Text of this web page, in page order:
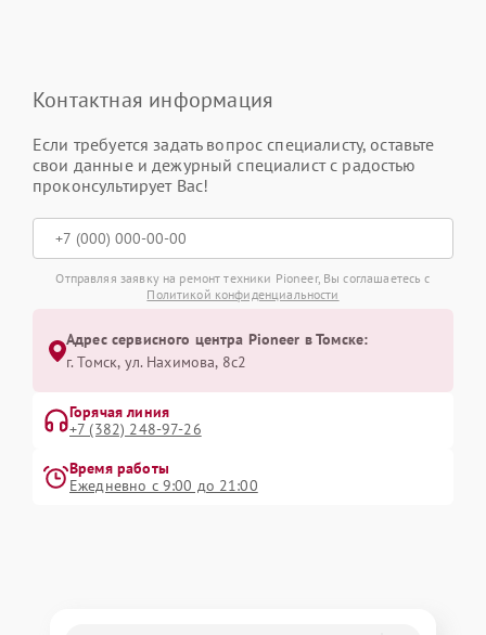
Контактная информация
Если требуется задать вопрос специалисту, оставьте
свои данные и дежурный специалист с радостью
проконсультирует Вас!
Отправляя заявку на ремонт техники Pioneer, Вы соглашаетесь с
Политикой конфиденциальности
Адрес сервисного центра Pioneer в Томске:
г. Томск, ул. Нахимова, 8с2
Горячая линия
+7 (382) 248-97-26
Время работы
Ежедневно с 9:00 до 21:00